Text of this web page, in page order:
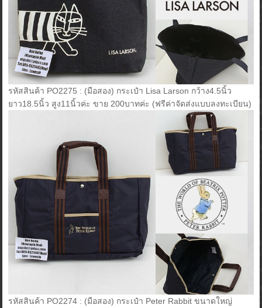
รหัสสินค้า PO2275 : (มือสอง) กระเป๋า Lisa Larson กว้าง4.5นิ้ว
ยาว18.5นิ้ว สูง11นิ้วค่ะ ขาย 200บาทค่ะ (ฟรีค่าจัดส่งแบบลงทะเบียน)
รหัสสินค้า PO2274 : (มือสอง) กระเป๋า Peter Rabbit ขนาดใหญ่